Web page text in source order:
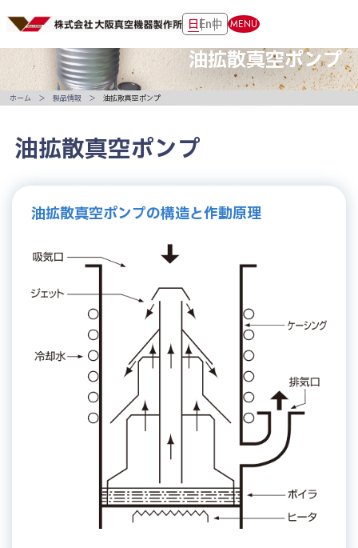
日En中 MENU
油拡散真空ポンプ
油拡散真空ポンプ
油拡散真空ポンプの構造と作動原理
ホーム 製品情報 油拡散真空ポンプ